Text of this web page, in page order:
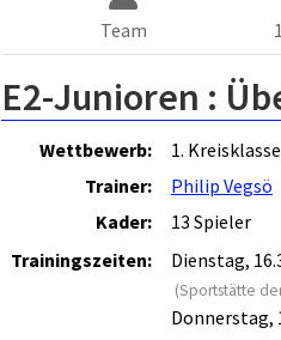
Team
E2-Junioren :
Wettbewerb:
1.
Trainer:
Philip Vegsö
Kader:
13 Spieler
Trainingszeiten:
Dienstag,
(Sportstätte
Donnerstag,